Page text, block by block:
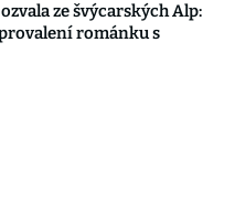
ze švýcarských Alp:
románku s